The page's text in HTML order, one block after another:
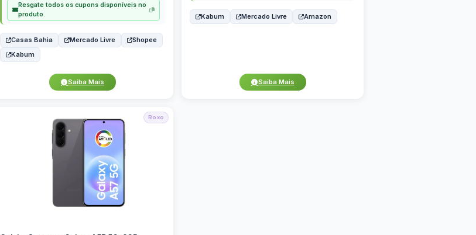
Resgate todos os cupons disponíveis no
produto.
Casas Bahia Mercado Livre
Shopee
Kabum
Saiba Mais
Kabum Mercado Livre Amazon
Saiba Mais
Roxo